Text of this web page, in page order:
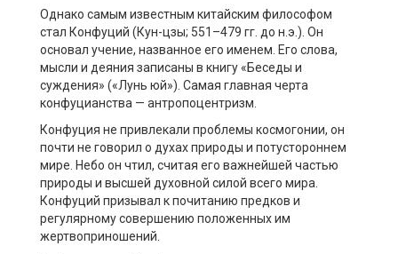
Однако самым известным китайским философом
стал Конфуций (Кун-цзы; 551–479 гг. до н.э.). Он
основал учение, названное его именем. Его слова,
мысли и деяния записаны в книгу «Беседы и
суждения» («Лунь юй»). Самая главная черта
конфуцианства — антропоцентризм.
Конфуция не привлекали проблемы космогонии, он
почти не говорил о духах природы и потустороннем
мире. Небо он чтил, считая его важнейшей частью
природы и высшей духовной силой всего мира.
Конфуций призывал к почитанию предков и
регулярному совершению положенных им
жертвоприношений.